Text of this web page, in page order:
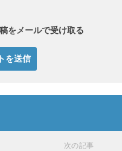
をメールで受け取る
次の記事